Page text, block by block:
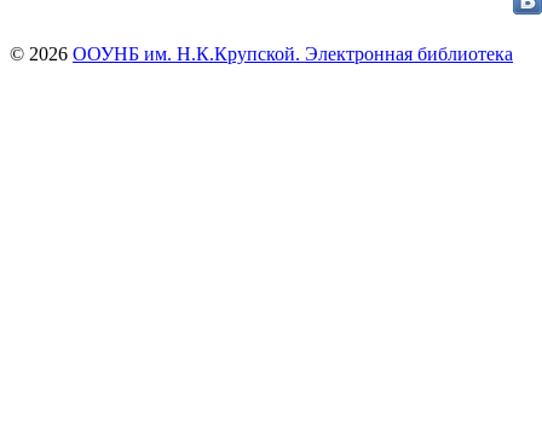
© 2026 ООУНБ им. Н.К.Крупской. Электронная библиотека